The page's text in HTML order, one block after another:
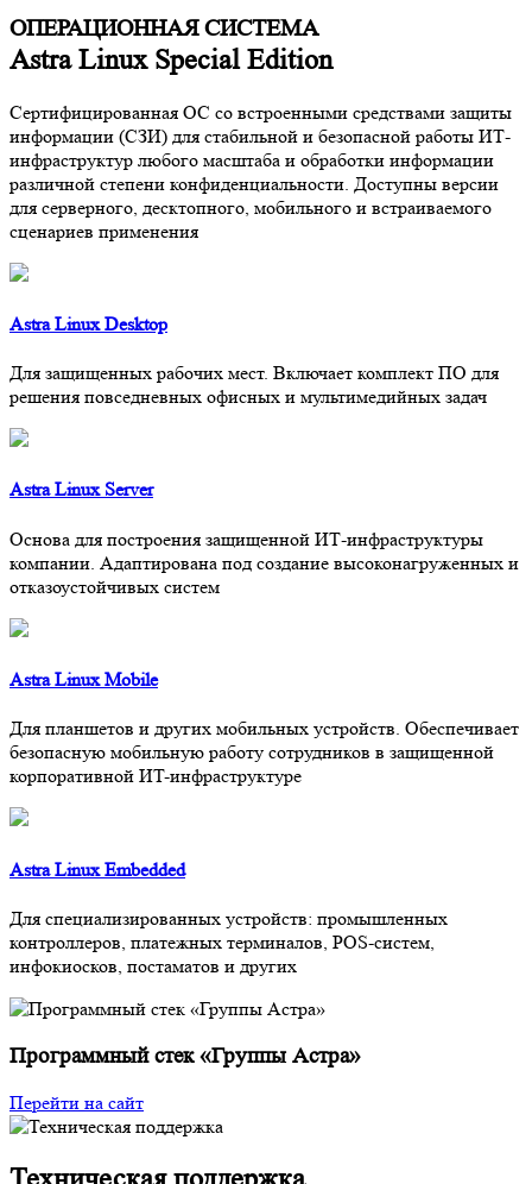
ОПЕРАЦИОННАЯ СИСТЕМА
Astra Linux Special Edition
Cертифицированная ОС со встроенными средствами защиты
информации (СЗИ) для стабильной и безопасной работы ИТ-
инфраструктур любого масштаба и обработки информации
различной степени конфиденциальности. Доступны версии
для серверного, десктопного, мобильного и встраиваемого
сценариев применения
Astra Linux Desktop
Для защищенных рабочих мест. Включает комплект ПО для
решения повседневных офисных и мультимедийных задач
Astra Linux Server
Основа для построения защищенной ИТ-инфраструктуры
компании. Адаптирована под создание высоконагруженных и
отказоустойчивых систем
Astra Linux Mobile
Для планшетов и других мобильных устройств. Обеспечивает
безопасную мобильную работу сотрудников в защищенной
корпоративной ИT-инфраструктуре
Astra Linux Embedded
Для специализированных устройств: промышленных
контроллеров, платежных терминалов, POS-систем,
инфокиосков, постаматов и других
Программный стек «Группы Астра»
Перейти на сайт